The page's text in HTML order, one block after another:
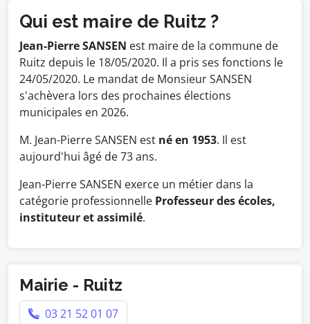
Qui est maire de Ruitz ?
Jean-Pierre SANSEN est maire de la commune de
Ruitz depuis le 18/05/2020. Il a pris ses fonctions le
24/05/2020. Le mandat de Monsieur SANSEN
s'achèvera lors des prochaines élections
municipales en 2026.
M. Jean-Pierre SANSEN est né en 1953. Il est
aujourd'hui âgé de 73 ans.
Jean-Pierre SANSEN exerce un métier dans la
catégorie professionnelle Professeur des écoles,
instituteur et assimilé.
Mairie - Ruitz
03 21 52 01 07